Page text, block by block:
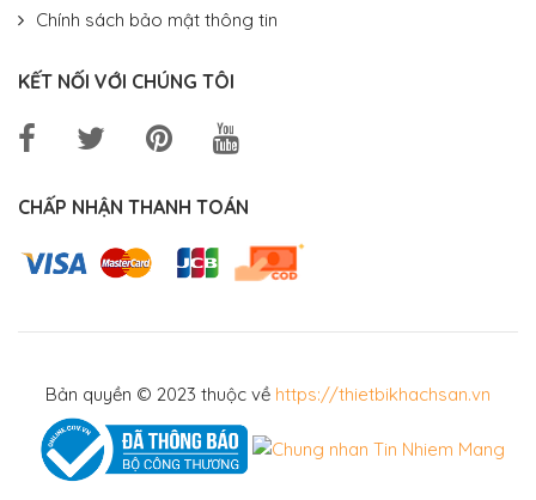
Chính sách bảo mật thông tin
KẾT NỐI VỚI CHÚNG TÔI
CHẤP NHẬN THANH TOÁN
Bản quyền © 2023 thuộc về https://thietbikhachsan.vn